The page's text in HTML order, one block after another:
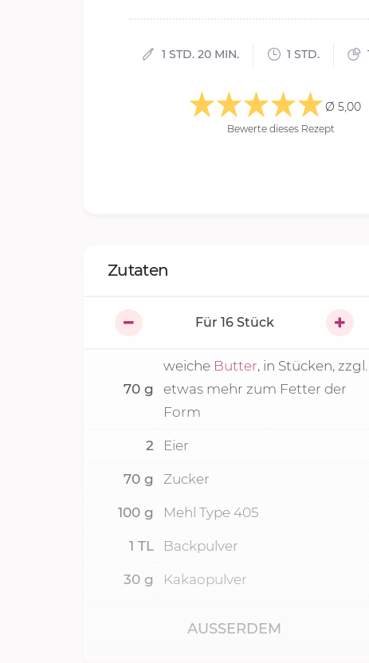
1 STD. 20 MIN. 1 STD.
Ø 5,00
Bewerte dieses Rezept
Zutaten
Für 16Stück
70 g
weiche Butter, in Stücken, zzgl.
etwas mehr zum Fetter der
Form
2 Eier
70 g Zucker
100 g Mehl Type 405
1 TL Backpulver
30 g Kakaopulver
AUSSERDEM